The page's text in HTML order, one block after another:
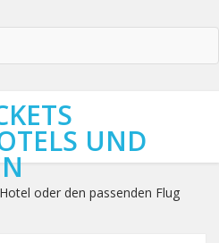
UND
oder den passenden Flug